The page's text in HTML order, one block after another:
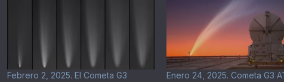
Febrero 2, 2025. El Cometa G3 Enero 24, 2025. Cometa G3